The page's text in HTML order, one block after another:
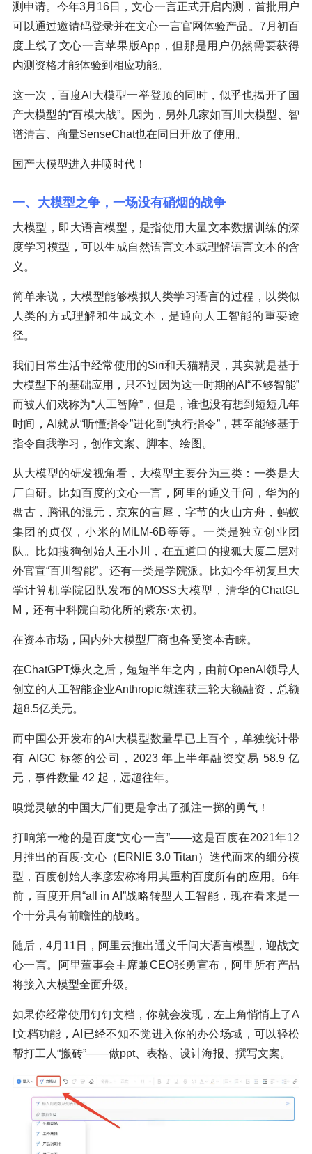
测申请。今年3月16日，文心一言正式开启内测，首批用户
可以通过邀请码登录并在文心一言官网体验产品。7月初百
度上线了文心一言苹果版App，但那是用户仍然需要获得
内测资格才能体验到相应功能。
这一次，百度AI大模型一举登顶的同时，似乎也揭开了国
产大模型的“百模大战”。因为，另外几家如百川大模型、智
谱清言、商量SenseChat也在同日开放了使用。
国产大模型进入井喷时代！
一、大模型之争，一场没有硝烟的战争
大模型，即大语言模型，是指使用大量文本数据训练的深
度学习模型，可以生成自然语言文本或理解语言文本的含
义。
简单来说，大模型能够模拟人类学习语言的过程，以类似
人类的方式理解和生成文本，是通向人工智能的重要途
径。
我们日常生活中经常使用的Siri和天猫精灵，其实就是基于
大模型下的基础应用，只不过因为这一时期的AI“不够智能”
而被人们戏称为“人工智障”，但是，谁也没有想到短短几年
时间，AI就从“听懂指令”进化到“执行指令”，甚至能够基于
指令自我学习，创作文案、脚本、绘图。
从大模型的研发视角看，大模型主要分为三类：一类是大
厂自研。比如百度的文心一言，阿里的通义千问，华为的
盘古，腾讯的混元，京东的言犀，字节的火山方舟，蚂蚁
集团的贞仪，小米的MiLM-6B等等。一类是独立创业团
队。比如搜狗创始人王小川，在五道口的搜狐大厦二层对
外官宣“百川智能”。还有一类是学院派。比如今年初复旦大
学计算机学院团队发布的MOSS大模型，清华的ChatGL
M，还有中科院自动化所的紫东·太初。
在资本市场，国内外大模型厂商也备受资本青睐。
在ChatGPT爆火之后，短短半年之内，由前OpenAI领导人
创立的人工智能企业Anthropic就连获三轮大额融资，总额
超8.5亿美元。
而中国公开发布的AI大模型数量早已上百个，单独统计带
有 AIGC 标签的公司，2023 年上半年融资交易 58.9 亿
元，事件数量 42 起，远超往年。
嗅觉灵敏的中国大厂们更是拿出了孤注一掷的勇气！
打响第一枪的是百度“文心一言”——这是百度在2021年12
月推出的百度·文心（ERNIE 3.0 Titan）迭代而来的细分模
型，百度创始人李彦宏称将用其重构百度所有的应用。6年
前，百度开启“all in AI”战略转型人工智能，现在看来是一
个十分具有前瞻性的战略。
随后，4月11日，阿里云推出通义千问大语言模型，迎战文
心一言。阿里董事会主席兼CEO张勇宣布，阿里所有产品
将接入大模型全面升级。
如果你经常使用钉钉文档，你就会发现，左上角悄悄上了A
I文档功能，AI已经不知不觉进入你的办公场域，可以轻松
帮打工人“搬砖”——做ppt、表格、设计海报、撰写文案。